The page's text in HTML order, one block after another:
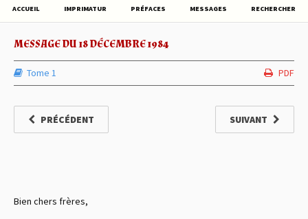
ACCUEIL IMPRIMATUR PRÉFACES MESSAGES RECHERCHER
MESSAGE DU 18 DÉCEMBRE 1984
Tome 1 PDF
PRÉCÉDENT SUIVANT
Bien chers frères,